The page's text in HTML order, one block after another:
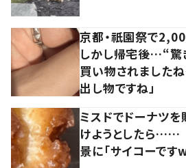
京都・祇園祭で
しかし帰宅後…“驚
買い物されましたね
出し物ですね」
ミスドでドーナツ
けようとしたら
景に「サイコーです